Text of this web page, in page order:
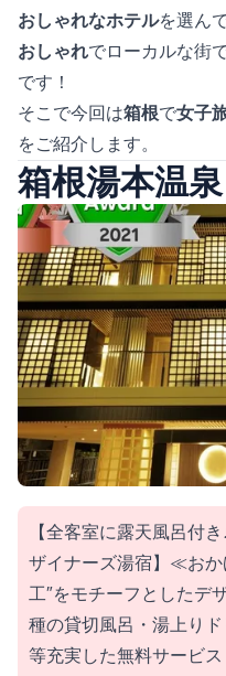
おしゃれなホテルを選ん
おしゃれでローカルな街
です！
そこで今回は箱根で女子
をご紹介します。
箱根湯本温
【全客室に露天風呂付
ザイナーズ湯宿】≪お
工″をモチーフとしたデ
種の貸切風呂・湯上り
等充実した無料サービ